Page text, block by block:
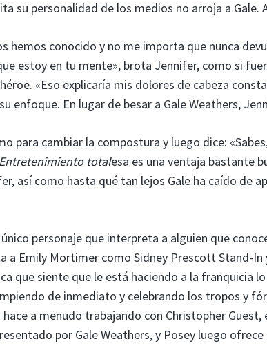
su personalidad de los medios no arroja a Gale.
hemos conocido y no me importa que nunca
estoy en tu mente», brota Jennifer, como si
«Eso explicaría mis dolores de cabeza
enfoque. En lugar de besar a Gale Weathers,
para cambiar la compostura y luego dice:
Entretenimiento totalesa es una ventaja bastante
así como hasta qué tan lejos Gale ha caído de
personaje que interpreta a alguien que
a Emily Mortimer como Sidney Prescott Stand-
que siente que le está haciendo a la franquicia
de inmediato y celebrando los tropos y
hace a menudo trabajando con Christopher
por Gale Weathers, y Posey luego ofrece